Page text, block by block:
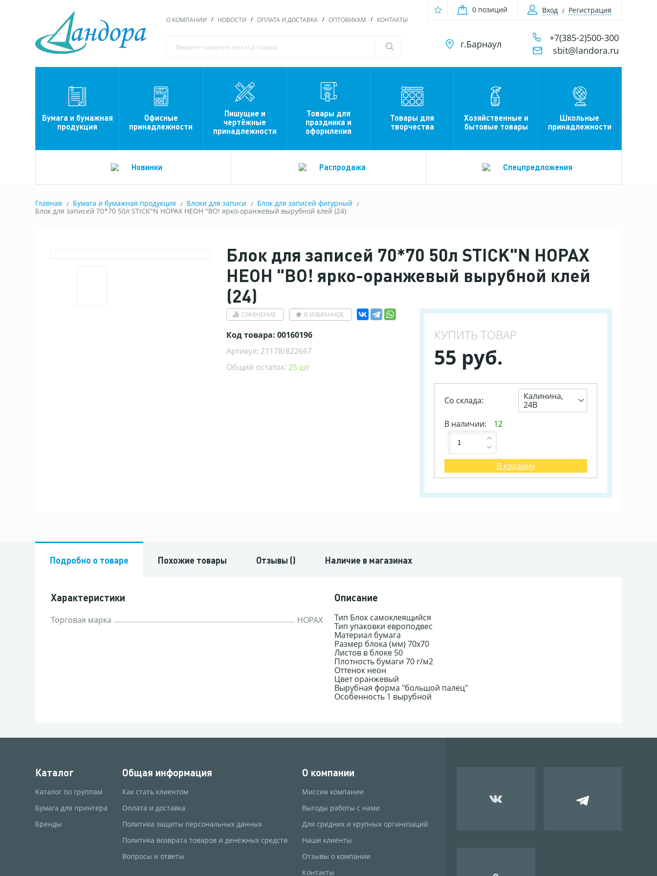
О КОМПАНИИ НОВОСТИ ОПЛАТА И ДОСТАВКА ОПТОВИКАМ КОНТАКТЫ
0 позиций Вход Регистрация
г.Барнаул
+7(385-2)500-300
sbit@landora.ru
Бумага и бумажная
продукция
Офисные
принадлежности
Пишущие и
чертёжные
принадлежности
Товары для
праздника и
оформления
Товары для
творчества
Хозяйственные и
бытовые товары
Школьные
принадлежности
Новинки Распродажа Спецпредложения
Главная Бумага и бумажная продукция Блоки для записи
Блок для записей фигурный
Блок для записей 70*70 50л STICK"N HOPAX НЕОН "ВО! ярко-оранжевый вырубной клей (24)
Блок для записей 70*70 50л STICK"N HOPAX
НЕОН "ВО! ярко-оранжевый вырубной клей
(24)
СРАВНЕНИЕ В ИЗБРАННОЕ
Код товара: 00160196
Артикул: 21178/822667
Общий остаток:25 шт
КУПИТЬ ТОВАР
55 руб.
Со склада:
Калинина,
24В
В наличии:
12
В корзину
Подробно о товаре Похожие товары Отзывы () Наличие в магазинах
Характеристики
Торговая марка HOPAX
Описание
Тип Блок самоклеящийся
Тип упаковки европодвес
Материал бумага
Размер блока (мм) 70x70
Листов в блоке 50
Плотность бумаги 70 г/м2
Оттенок неон
Цвет оранжевый
Вырубная форма "большой палец"
Особенность 1 вырубной
Каталог
Каталог по группам
Бумага для принтера
Бренды
Общая информация
Как стать клиентом
Оплата и доставка
Политика защиты персональных данных
Политика возврата товаров и денежных средств
Вопросы и ответы
О компании
Миссия компании
Выгоды работы с нами
Для средних и крупных организаций
Наши клиенты
Отзывы о компании
Контакты